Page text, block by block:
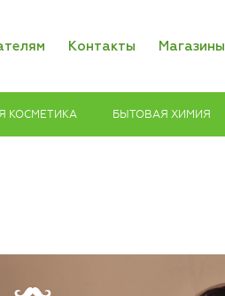
Контакты Магазины
КОСМЕТИКА БЫТОВАЯ ХИМИЯ